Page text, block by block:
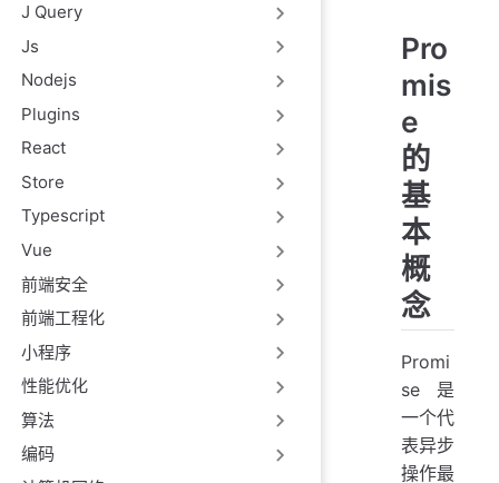
J Query
Js
Nodejs
Plugins
React
Store
Typescript
Vue
前端安全
前端工程化
小程序
性能优化
算法
编码
Pro
mis
e
的
基
本
概
念
Promi
se 是
一个代
表异步
操作最